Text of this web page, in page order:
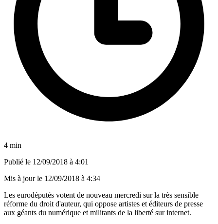
4 min
Publié le 12/09/2018 à 4:01
Mis à jour le 12/09/2018 à 4:34
Les eurodéputés votent de nouveau mercredi sur la très sensible
réforme du droit d'auteur, qui oppose artistes et éditeurs de presse
aux géants du numérique et militants de la liberté sur internet.